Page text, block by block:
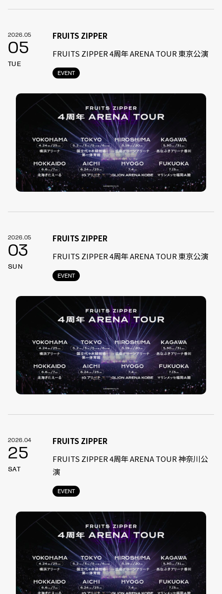
2026.05
05
TUE
EVENT
FRUITS ZIPPER
FRUITS ZIPPER 4周年 ARENA TOUR 東京公演
2026.05
03
SUN
EVENT
FRUITS ZIPPER
FRUITS ZIPPER 4周年 ARENA TOUR 東京公演
2026.04
25
SAT
EVENT
FRUITS ZIPPER
FRUITS ZIPPER 4周年 ARENA TOUR 神奈川公
演